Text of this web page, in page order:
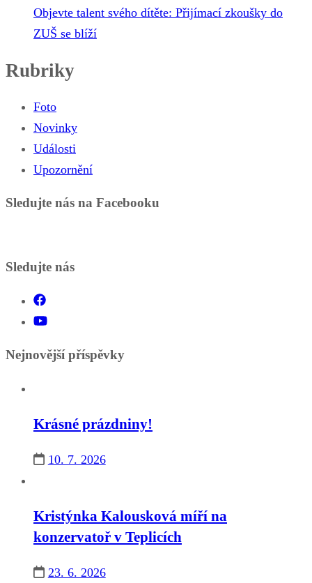
Objevte talent svého dítěte: Přijímací zkoušky do
ZUŠ se blíží
Rubriky
Foto
Novinky
Události
Upozornění
Sledujte nás na Facebooku
Sledujte nás
Nejnovější příspěvky
Krásné prázdniny!
10. 7. 2026
Kristýnka Kalousková míří na
konzervatoř v Teplicích
23. 6. 2026